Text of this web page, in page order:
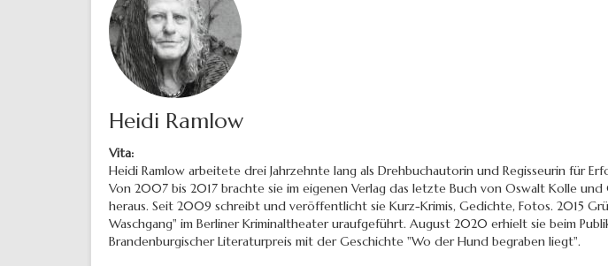
Heidi Ramlow
Vita:
Heidi Ramlow arbeitete drei Jahrzehnte lang als Drehbuchautorin und Regisseurin für
Von 2007 bis 2017 brachte sie im eigenen Verlag das letzte Buch von Oswalt Kolle
heraus. Seit 2009 schreibt und veröffentlicht sie Kurz-Krimis, Gedichte, Fotos. 2015
Waschgang" im Berliner Kriminaltheater uraufgeführt. August 2020 erhielt sie beim
Brandenburgischer Literaturpreis mit der Geschichte "Wo der Hund begraben liegt".